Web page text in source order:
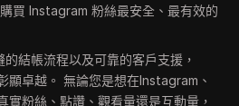
買 Instagram 粉絲最安全、最有效的
結帳流程以及可靠的客戶支援，
顯卓越。 無論您是想在Instagram、
實粉絲、點讚、觀看量還是互動量，